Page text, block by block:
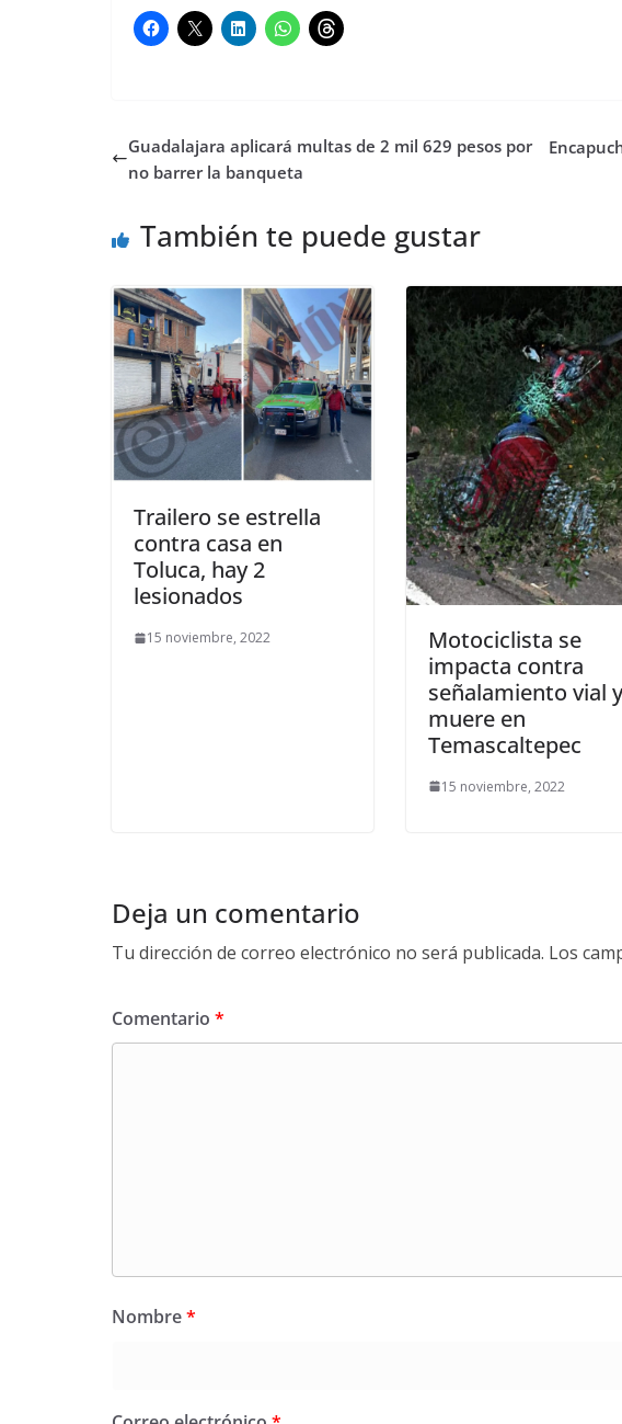
Guadalajara aplicará multas de 2 mil 629 pesos por
no barrer la banqueta
También te puede gustar
Trailero se estrella
contra casa en
Toluca, hay 2
lesionados
15 noviembre, 2022
Motociclista se
impacta contra
señalamiento vial
muere en
Temascaltepec
15 noviembre, 2022
Deja un comentario
Tu dirección de correo electrónico no será publicada. Los
Comentario *
Nombre*